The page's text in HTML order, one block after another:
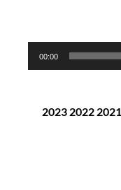
00:00
2021
2022
2023